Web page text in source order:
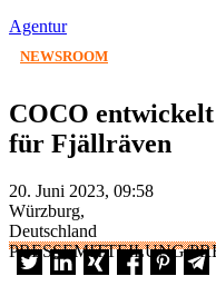
Agentur
NEWSROOM
COCO
für Fjällräven
20. Juni 2023, 09:58
Würzburg,
Deutschland
PRESSEMITTEILUNG/